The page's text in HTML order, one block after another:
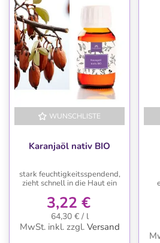
WUNSCHLISTE
Karanjaöl nativ BIO
stark feuchtigkeitsspendend,
zieht schnell in die Haut ein
3,22 €
64,30 € / l
MwSt. inkl. zzgl. Versand